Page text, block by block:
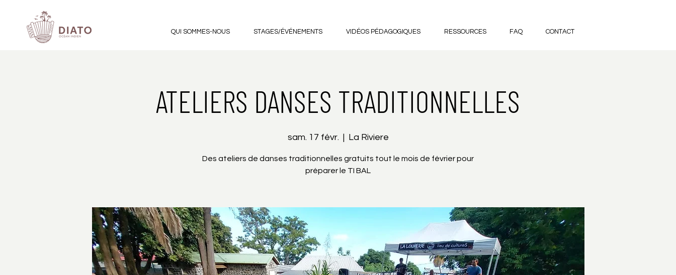
QUI SOMMES-NOUS STAGES/ÉVÉNEMENTS VIDÉOS PÉDAGOGIQUES RESSOURCES FAQ CONTACT
ATELIERS DANSES TRADITIONNELLES
sam. 17 févr.
  |
La Riviere
Des ateliers de danses traditionnelles gratuits tout le mois de février pour
préparer le TI BAL